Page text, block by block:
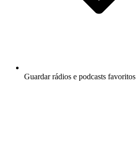
Guardar rádios e podcasts favoritos